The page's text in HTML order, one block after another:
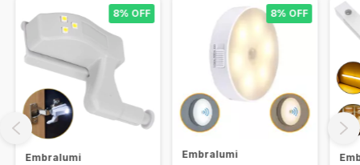
8% OFF
Embralumi
8% OFF
Embralumi